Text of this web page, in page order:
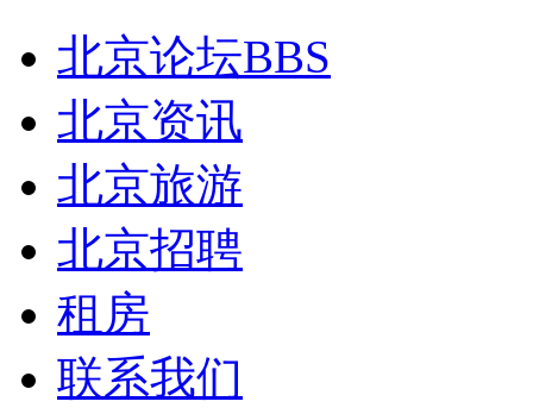
北京论坛BBS
北京资讯
北京旅游
北京招聘
租房
联系我们